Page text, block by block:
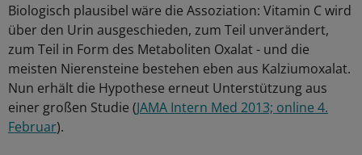
Biologisch plausibel wäre die Assoziation: Vitamin C wird
über den Urin ausgeschieden, zum Teil unverändert,
zum Teil in Form des Metaboliten Oxalat - und die
meisten Nierensteine bestehen eben aus Kalziumoxalat.
Nun erhält die Hypothese erneut Unterstützung aus
einer großen Studie (JAMA Intern Med 2013; online 4.
Februar).